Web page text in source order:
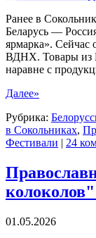
Ранее в
Беларусь —
ярмарка». Сейчас
ВДНХ. Товары из
наравне с
Далее»
Рубрика:
в Сокольниках,
Фестивали | 24
01.05.2026